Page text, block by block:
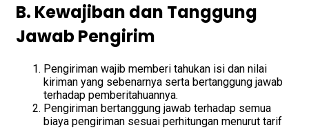
B. Kewajiban dan Tanggung
Jawab Pengirim
Pengiriman wajib memberi tahukan isi dan nilai
kiriman yang sebenarnya serta bertanggung jawab
terhadap pemberitahuannya.
Pengiriman bertanggung jawab terhadap semua
biaya pengiriman sesuai perhitungan menurut tarif